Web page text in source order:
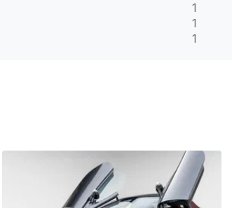
1
1
1